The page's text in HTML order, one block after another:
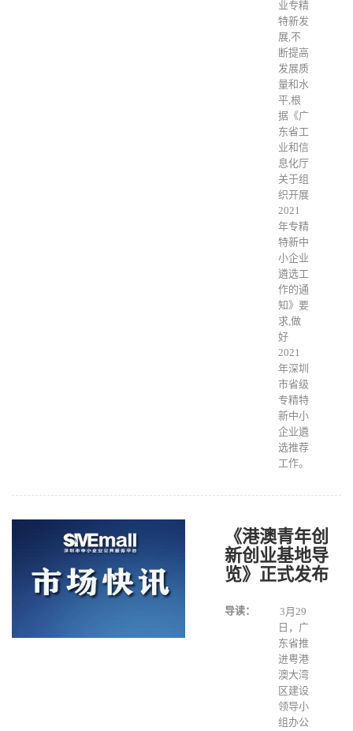
业专精
特新发
展,不
断提高
发展质
量和水
平,根
据《广
东省工
业和信
息化厅
关于组
织开展
2021
年专精
特新中
小企业
遴选工
作的通
知》要
求,做
好
2021
年深圳
市省级
专精特
新中小
企业遴
选推荐
工作。
《港澳青年创
新创业基地导
览》正式发布
导读：
3月29
日，广
东省推
进粤港
澳大湾
区建设
领导小
组办公